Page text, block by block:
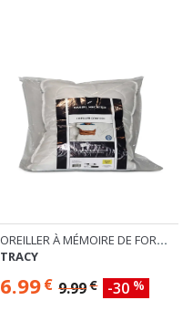
OREILLER À MÉMOIRE DE FORME
TRACY
6.99€ 9.99€ -30 %